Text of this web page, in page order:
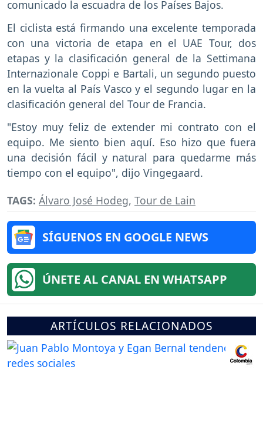
comunicado la escuadra de los Países Bajos.
El ciclista está firmando una excelente temporada
con una victoria de etapa en el UAE Tour, dos
etapas y la clasificación general de la Settimana
Internazionale Coppi e Bartali, un segundo puesto
en la vuelta al País Vasco y el segundo lugar en la
clasificación general del Tour de Francia.
"Estoy muy feliz de extender mi contrato con el
equipo. Me siento bien aquí. Eso hizo que fuera
una decisión fácil y natural para quedarme más
tiempo con el equipo", dijo Vingegaard.
TAGS: Álvaro José Hodeg, Tour de Lain
SÍGUENOS EN GOOGLE NEWS
ÚNETE AL CANAL EN WHATSAPP
ARTÍCULOS RELACIONADOS